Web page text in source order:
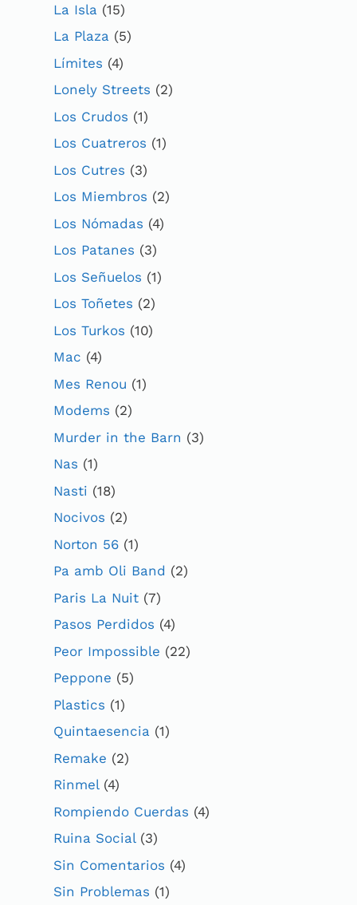
La Isla (15)
La Plaza (5)
Límites (4)
Lonely Streets (2)
Los Crudos (1)
Los Cuatreros (1)
Los Cutres (3)
Los Miembros (2)
Los Nómadas (4)
Los Patanes (3)
Los Señuelos (1)
Los Toñetes (2)
Los Turkos (10)
Mac (4)
Mes Renou (1)
Modems (2)
Murder in the Barn (3)
Nas (1)
Nasti (18)
Nocivos (2)
Norton 56 (1)
Pa amb Oli Band (2)
Paris La Nuit (7)
Pasos Perdidos (4)
Peor Impossible (22)
Peppone (5)
Plastics (1)
Quintaesencia (1)
Remake (2)
Rinmel(4)
Rompiendo Cuerdas (4)
Ruina Social(3)
Sin Comentarios (4)
Sin Problemas (1)